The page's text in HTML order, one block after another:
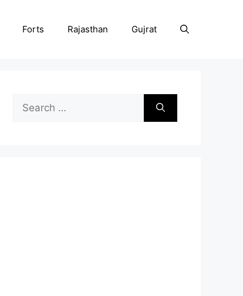
Forts Rajasthan Gujrat
Search
for: